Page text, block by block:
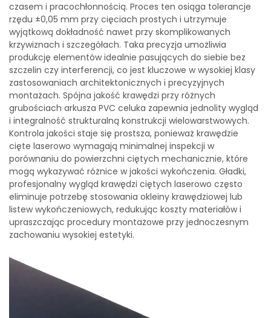
czasem i pracochłonnością. Proces ten osiąga tolerancje
rzędu ±0,05 mm przy cięciach prostych i utrzymuje
wyjątkową dokładność nawet przy skomplikowanych
krzywiznach i szczegółach. Taka precyzja umożliwia
produkcję elementów idealnie pasujących do siebie bez
szczelin czy interferencji, co jest kluczowe w wysokiej klasy
zastosowaniach architektonicznych i precyzyjnych
montażach. Spójna jakość krawędzi przy różnych
grubościach arkusza PVC celuka zapewnia jednolity wygląd
i integralność strukturalną konstrukcji wielowarstwowych.
Kontrola jakości staje się prostsza, ponieważ krawędzie
cięte laserowo wymagają minimalnej inspekcji w
porównaniu do powierzchni ciętych mechanicznie, które
mogą wykazywać różnice w jakości wykończenia. Gładki,
profesjonalny wygląd krawędzi ciętych laserowo często
eliminuje potrzebę stosowania okleiny krawędziowej lub
listew wykończeniowych, redukując koszty materiałów i
upraszczając procedury montażowe przy jednoczesnym
zachowaniu wysokiej estetyki.